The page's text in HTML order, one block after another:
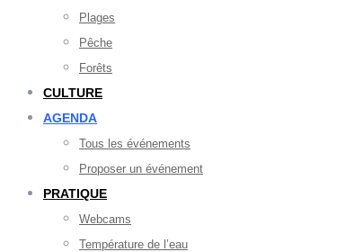
Plages
Pêche
Forêts
CULTURE
AGENDA
Tous les événements
Proposer un événement
PRATIQUE
Webcams
Température de l’eau